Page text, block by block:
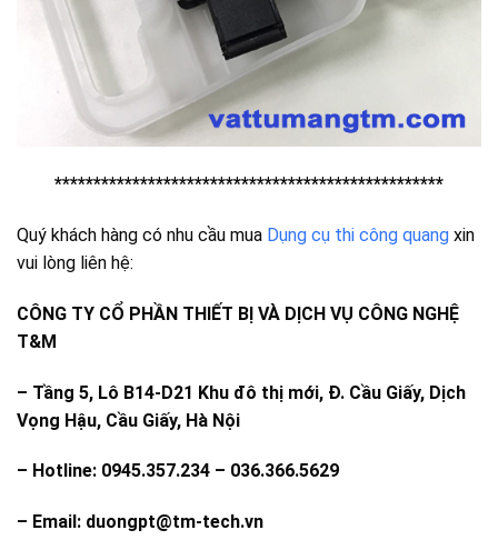
**************************************************
Quý khách hàng có nhu cầu mua Dụng cụ thi công quang xin
vui lòng liên hệ:
CÔNG TY CỔ PHẦN THIẾT BỊ VÀ DỊCH VỤ CÔNG NGHỆ
T&M
– Tầng 5, Lô B14-D21 Khu đô thị mới, Đ. Cầu Giấy, Dịch
Vọng Hậu, Cầu Giấy, Hà Nội
– Hotline: 0945.357.234 – 036.366.5629
– Email: duongpt@tm-tech.vn